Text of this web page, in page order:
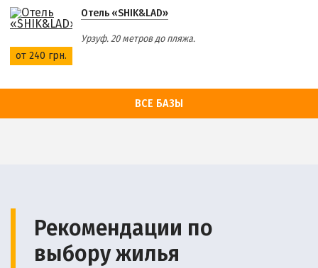
от 240 грн.
Отель «SHIK&LAD»
Урзуф. 20 метров до пляжа.
ВСЕ БАЗЫ
Рекомендации по
выбору жилья